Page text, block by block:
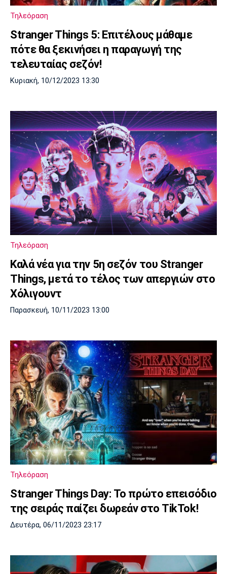
Λίβερπουλ
Μάντσεστερ
Γιουβέντους
Ίντερ
Μπορούσια
Ντόρτμουντ
Παρί Σεν
Ζερμέν
Μαρσέιγ
Μονακό
Ερυθρός
Αστέρας
Τότεναμ
Τηλεόραση
Stranger Things 5: Επιτέλους μάθαμε
πότε θα ξεκινήσει η παραγωγή της
τελευταίας σεζόν!
Κυριακή, 10/12/2023 13:30
Τηλεόραση
Καλά νέα για την 5η σεζόν του Stranger
Things, μετά το τέλος των απεργιών στο
Χόλιγουντ
Παρασκευή, 10/11/2023 13:00
Τηλεόραση
Stranger Things Day: Το πρώτο επεισόδιο
της σειράς παίζει δωρεάν στο TikTok!
Δευτέρα, 06/11/2023 23:17